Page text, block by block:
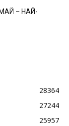
– НАЙ-
28364
27244
25957